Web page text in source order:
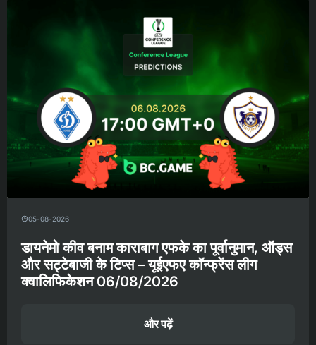
05-08-2026
डायनेमो कीव बनाम काराबाग एफके का पूर्वानुमान, ऑड्स
और सट्टेबाजी के टिप्स – यूईएफए कॉन्फ्रेंस लीग
क्वालिफिकेशन 06/08/2026
और पढ़ें